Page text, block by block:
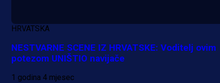
HRVATSKA
NESTVARNE SCENE IZ HRVATSKE: Voditelj ovim
potezom UNIŠTIO navijače
1 godina 4 mjesec